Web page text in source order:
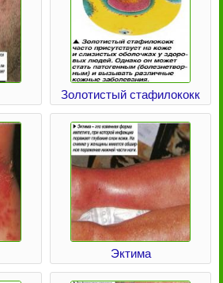
Золотистый стафилококк
Эктима